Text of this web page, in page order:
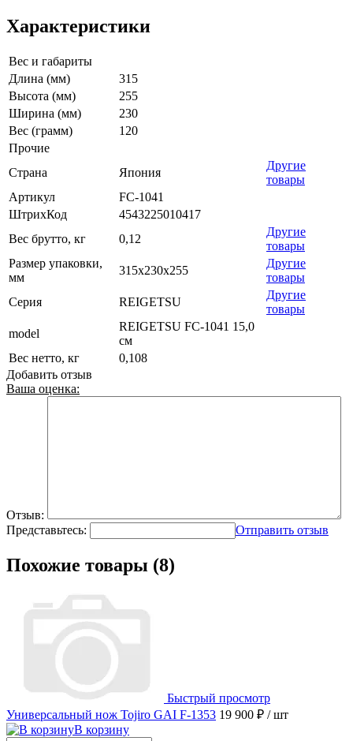
Характеристики
Вес и габариты
Длина (мм)
315
Высота (мм)
255
Ширина (мм)
230
Вес (грамм)
120
Прочие
Страна
Япония
Другие
товары
Артикул
FC-1041
ШтрихКод
4543225010417
Вес брутто, кг
0,12
Другие
товары
Размер упаковки,
мм
315x230x255
Другие
товары
Серия
REIGETSU
Другие
товары
model
REIGETSU FC-1041 15,0
см
Вес нетто, кг
0,108
Добавить отзыв
Ваша оценка:
Отзыв:
Представьтесь:
Отправить отзыв
Похожие товары (8)
Быстрый просмотр
Универсальный нож Tojiro GAI F-1353 19 900 ₽ / шт
В корзину